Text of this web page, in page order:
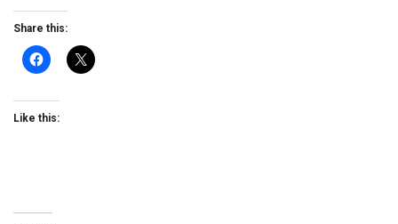
Share this:
Like this: